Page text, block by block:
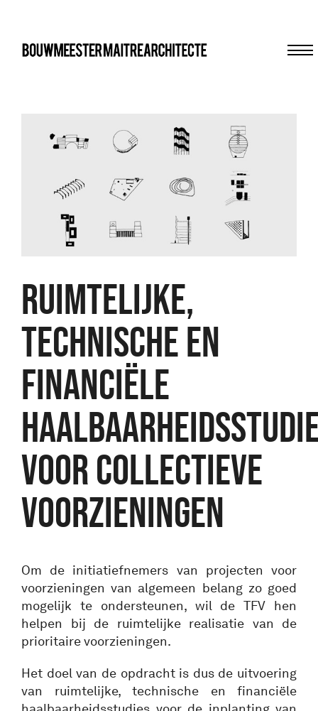
Ruimtelijke,
technische en
financiële
voor collectieve
voorzieningen
Om de initiatiefnemers van projecten voor
voorzieningen van algemeen belang zo goed
mogelijk te ondersteunen, wil de TFV hen
helpen bij de ruimtelijke realisatie van de
prioritaire voorzieningen.
Het doel van de opdracht is dus de uitvoering
van ruimtelijke, technische en financiële